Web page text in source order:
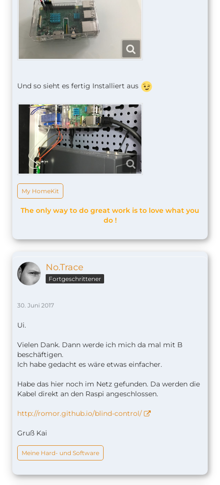
Und so sieht es fertig Installiert aus
My HomeKit
The only way to do great work is to love what you
do !
No.Trace
Fortgeschrittener
30. Juni 2017
Ui.
Vielen Dank. Dann werde ich mich da mal mit B
beschäftigen.
Ich habe gedacht es wäre etwas einfacher.
Habe das hier noch im Netz gefunden. Da werden die
Kabel direkt an den Raspi angeschlossen.
http://romor.github.io/blind-control/
Gruß Kai
Meine Hard- und Software